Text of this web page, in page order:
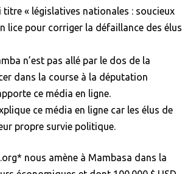
« législatives nationales : soucieux
lice pour corriger la défaillance des élus
n’est pas allé par le dos de la
dans la course à la députation
ce média en ligne.
ce média en ligne car les élus de
propre survie politique.
nous amène à Mambasa dans la